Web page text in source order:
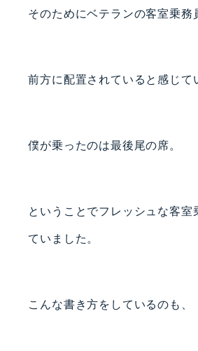
そのためにベテランの客室乗務
前方に配置されていると感じて
僕が乗ったのは最後尾の席。
ということでフレッシュな客室
ていました。
こんな書き方をしているのも、